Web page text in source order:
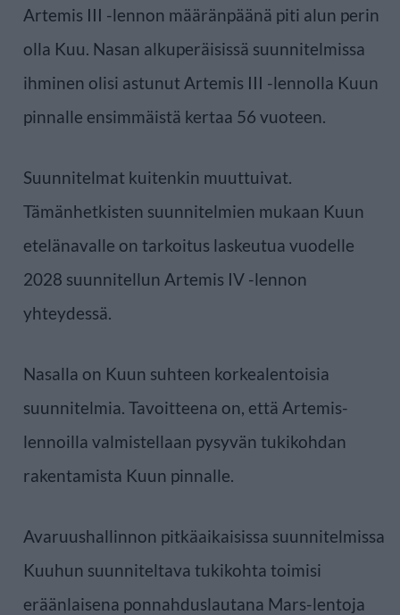
Artemis III -lennon määränpäänä piti alun perin
olla Kuu. Nasan alkuperäisissä suunnitelmissa
ihminen olisi astunut Artemis III -lennolla Kuun
pinnalle ensimmäistä kertaa 56 vuoteen.
Suunnitelmat kuitenkin muuttuivat.
Tämänhetkisten suunnitelmien mukaan Kuun
etelänavalle on tarkoitus laskeutua vuodelle
2028 suunnitellun Artemis IV -lennon
yhteydessä.
Nasalla on Kuun suhteen korkealentoisia
suunnitelmia. Tavoitteena on, että Artemis-
lennoilla valmistellaan pysyvän tukikohdan
rakentamista Kuun pinnalle.
Avaruushallinnon pitkäaikaisissa suunnitelmissa
Kuuhun suunniteltava tukikohta toimisi
eräänlaisena ponnahduslautana Mars-lentoja